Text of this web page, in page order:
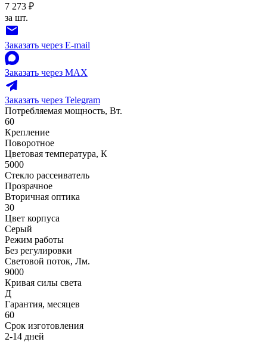
7 273 ₽
за шт.
Заказать через E-mail
Заказать через MAX
Заказать через Telegram
Потребляемая мощность, Вт.
60
Крепление
Поворотное
Цветовая температура, К
5000
Стекло рассеиватель
Прозрачное
Вторичная оптика
30
Цвет корпуса
Серый
Режим работы
Без регулировки
Световой поток, Лм.
9000
Кривая силы света
Д
Гарантия, месяцев
60
Срок изготовления
2-14 дней